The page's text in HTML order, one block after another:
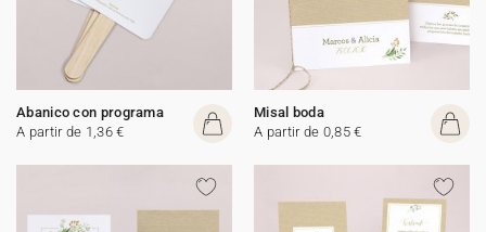
Abanico con programa
A partir de 1,36 €
Misal boda
A partir de 0,85 €